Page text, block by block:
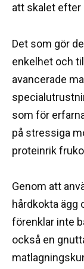
att skalet efter
Det som gör
enkelhet och
avancerade
som för
på stressiga
proteinrik
Genom att
hårdkokta ägg
förenklar inte
också en